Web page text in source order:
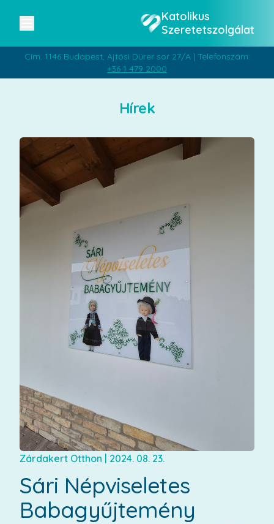
Katolikus
Szeretetszolgálat
Cím: 1146 Budapest, Ajtósi Dürer sor 27/A | Telefonszám:
+36 1 479 2000
Hírek
Zárdakert Otthon 2024. 08. 23.
Sári Népviseletes
Babagyűjtemény